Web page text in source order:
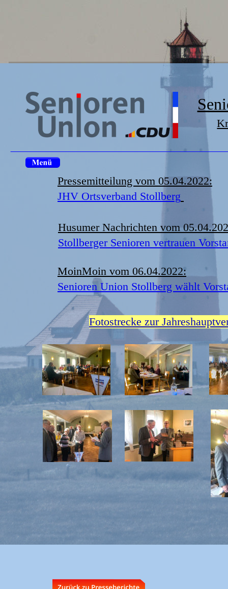
Pressemitteilung vom 05.04.2022:
JHV Ortsverband Stollberg
Husumer Nachrichten vom
Stollberger Senioren vertrauen
MoinMoin vom 06.04.2022:
Senioren Union Stollberg wählt
Fotostrecke zur